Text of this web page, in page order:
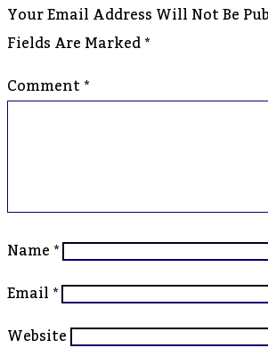
Your Email Address Will Not Be
Fields Are Marked*
Comment*
Name*
Email*
Website